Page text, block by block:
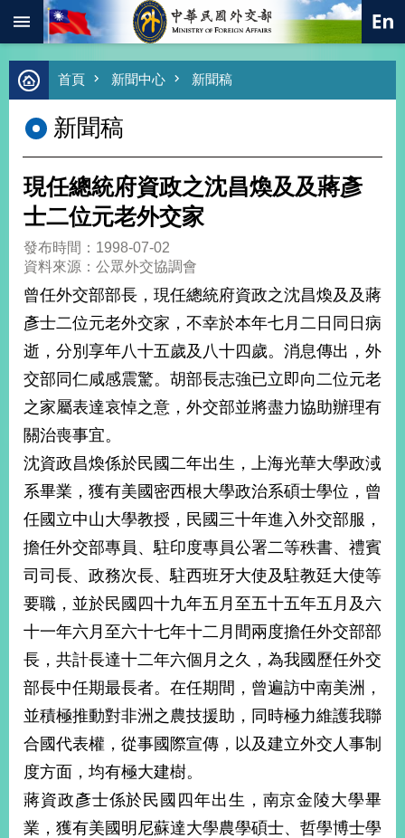
跳到主要內容區塊
進
階
尋
熱
總
合
外
交
價
值
外
交
經
濟
不
落
國
海
和
平
護
照
首
頁
網
站
導
覽
關
於
本
部
首頁 新聞中心 新聞稿
新聞稿
現任總統府資政之沈昌煥及及蔣彥
士二位元老外交家
發布時間：1998-07-02
資料來源：公眾外交協調會
曾任外交部部長，現任總統府資政之沈昌煥及及蔣
彥士二位元老外交家，不幸於本年七月二日同日病
逝，分別享年八十五歲及八十四歲。消息傳出，外
交部同仁咸感震驚。胡部長志強已立即向二位元老
之家屬表達哀悼之意，外交部並將盡力協助辦理有
關治喪事宜。
沈資政昌煥係於民國二年出生，上海光華大學政淢
系畢業，獲有美國密西根大學政治系碩士學位，曾
任國立中山大學教授，民國三十年進入外交部服，
擔任外交部專員、駐印度專員公署二等秩書、禮賓
司司長、政務次長、駐西班牙大使及駐教廷大使等
要職，並於民國四十九年五月至五十五年五月及六
十一年六月至六十七年十二月間兩度擔任外交部部
長，共計長達十二年六個月之久，為我國歷任外交
部長中任期最長者。在任期間，曾遍訪中南美洲，
並積極推動對非洲之農技援助，同時極力維護我聯
合國代表權，從事國際宣傳，以及建立外交人事制
度方面，均有極大建樹。
蔣資政彥士係於民國四年出生，南京金陵大學畢
業，獲有美國明尼蘇達大學農學碩士、哲學博士學